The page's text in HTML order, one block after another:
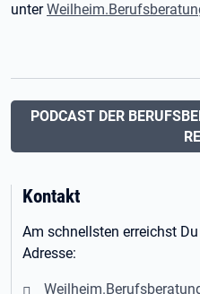
unter
PODCAST DER
Kontakt
Am schnellsten erreichst
Adresse: